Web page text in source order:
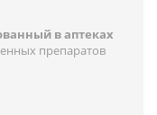
в аптеках
препаратов